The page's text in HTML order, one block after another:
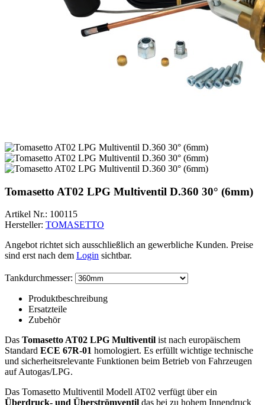
Tomasetto AT02 LPG Multiventil D.360 30° (6mm)
Artikel Nr.: 100115
Hersteller: TOMASETTO
Angebot richtet sich ausschließlich an gewerbliche Kunden. Preise
sind erst nach dem Login sichtbar.
Tankdurchmesser:
Produktbeschreibung
Ersatzteile
Zubehör
Das Tomasetto AT02 LPG Multiventil ist nach europäischem
Standard ECE 67R-01 homologiert. Es erfüllt wichtige technische
und sicherheitsrelevante Funktionen beim Betrieb von Fahrzeugen
auf Autogas/LPG.
Das Tomasetto Multiventil Modell AT02 verfügt über ein
Überdruck- und Überströmventil das bei zu hohem Innendruck